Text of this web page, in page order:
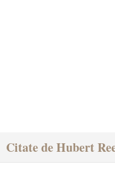
Citate de Hubert